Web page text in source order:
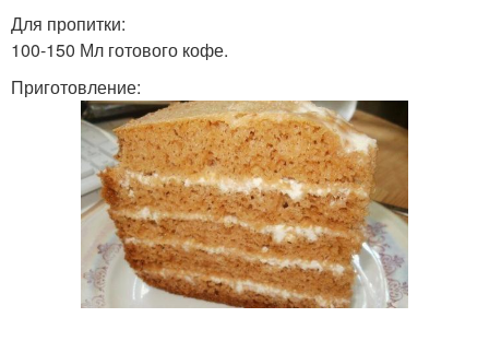
Для пропитки:
100-150 Мл готового кофе.
Приготовление: